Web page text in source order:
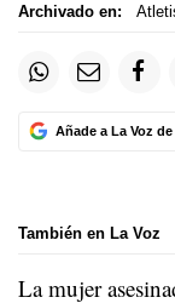
Archivado en:
Añade a La Voz
También en La Voz
La mujer